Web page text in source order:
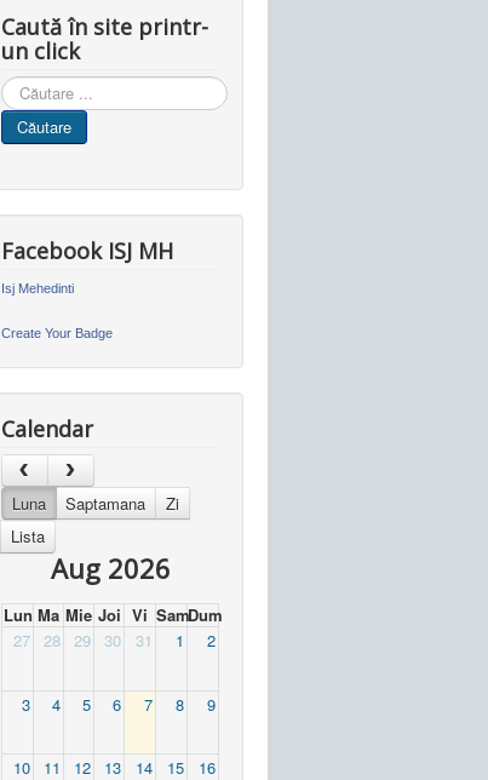
Caută în site printr-
un click
Cauta
in
site
Căutare
Facebook ISJ MH
Isj Mehedinti
Create Your Badge
Calendar
Luna Saptamana
Zi
Lista
Aug 2026
Lun Ma Mie Joi Vi SamDum
27
28 29 30 31 1 2
3 4 5 6 7 8 9
10 11 12 13 14 15 16